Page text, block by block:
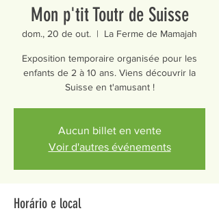
Mon p'tit Toutr de Suisse
dom., 20 de out.
  |
La Ferme de Mamajah
Exposition temporaire organisée pour les
enfants de 2 à 10 ans. Viens découvrir la
Suisse en t'amusant !
Aucun billet en vente
Voir d'autres événements
Horário e local